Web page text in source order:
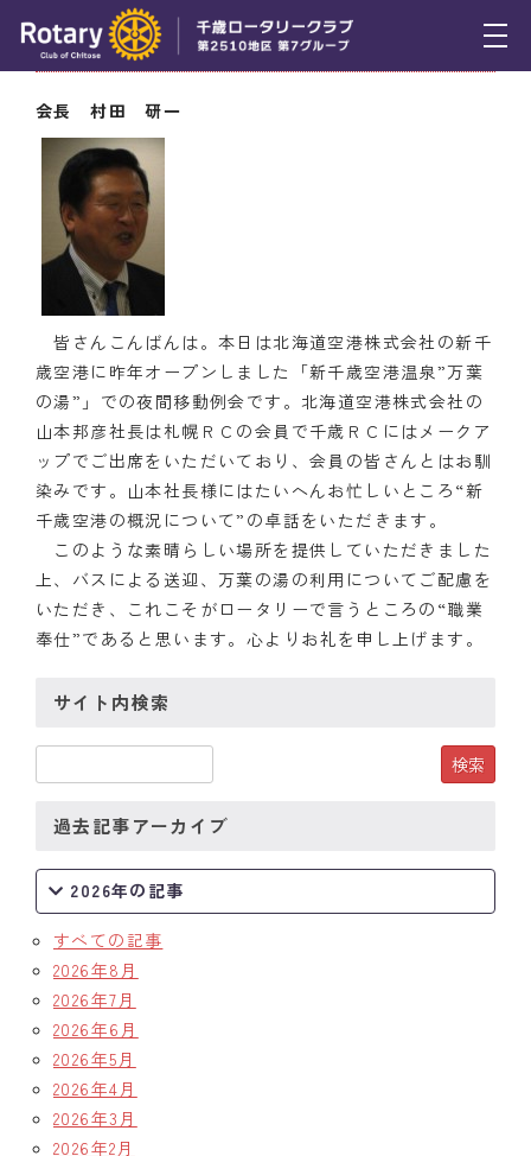
トピックス
例会報告
活動報告
理事会報告
スケジュール
年間プログラム
木曜会
組織図
クラブのあゆみ
クラブの歴史
歴代会長・幹事
情報公開
入会のご案内
11月22日（木） 会長挨拶
会長 村田 研一
皆さんこんばんは。本日は北海道空港株式会社の新千
歳空港に昨年オープンしました「新千歳空港温泉”万葉
の湯”」での夜間移動例会です。北海道空港株式会社の
山本邦彦社長は札幌ＲＣの会員で千歳ＲＣにはメークア
ップでご出席をいただいており、会員の皆さんとはお馴
染みです。山本社長様にはたいへんお忙しいところ“新
千歳空港の概況について”の卓話をいただきます。
このような素晴らしい場所を提供していただきました
上、バスによる送迎、万葉の湯の利用についてご配慮を
いただき、これこそがロータリーで言うところの“職業
奉仕”であると思います。心よりお礼を申し上げます。
サイト内検索
過去記事アーカイブ
2026年の記事
すべての記事
2026年8月
2026年7月
2026年6月
2026年5月
2026年4月
2026年3月
2026年2月